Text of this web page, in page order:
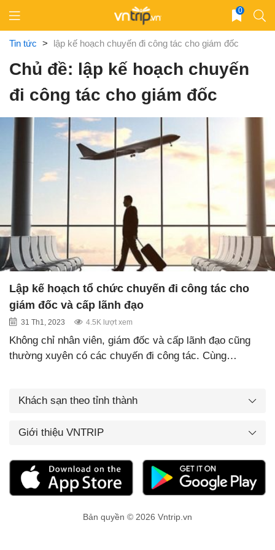
content
0
Tin tức > lập kế hoạch chuyến đi công tác cho giám đốc
Chủ đề: lập kế hoạch chuyến
đi công tác cho giám đốc
Lập kế hoạch tổ chức chuyến đi công tác cho
giám đốc và cấp lãnh đạo
31 Th1, 2023 4.5K lượt xem
Không chỉ nhân viên, giám đốc và cấp lãnh đạo cũng
thường xuyên có các chuyến đi công tác. Cùng…
Khách sạn theo tỉnh thành
Giới thiệu VNTRIP
Bản quyền © 2026 Vntrip.vn